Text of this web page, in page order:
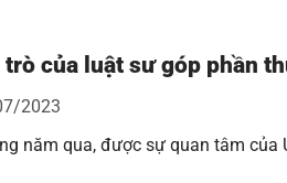
trò của luật sư góp phần
2023
năm qua, được sự quan tâm của